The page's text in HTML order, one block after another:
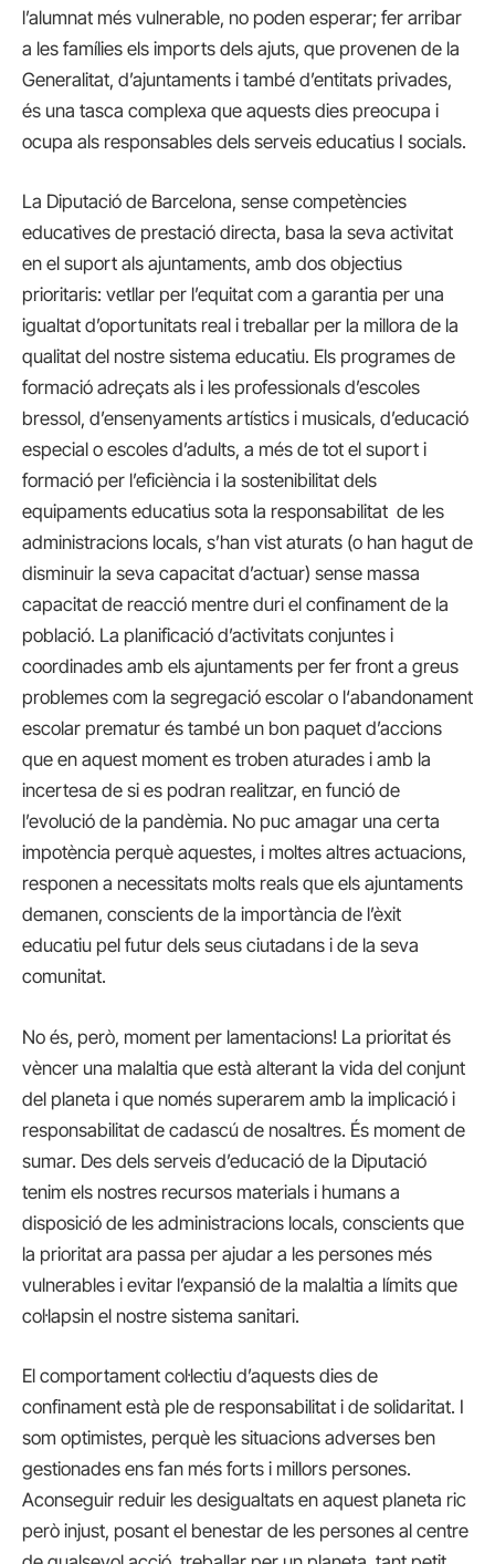
l’alumnat més vulnerable, no poden esperar; fer arribar
a les famílies els imports dels ajuts, que provenen de la
Generalitat, d’ajuntaments i també d’entitats privades,
és una tasca complexa que aquests dies preocupa i
ocupa als responsables dels serveis educatius I socials.
La Diputació de Barcelona, sense competències
educatives de prestació directa, basa la seva activitat
en el suport als ajuntaments, amb dos objectius
prioritaris: vetllar per l’equitat com a garantia per una
igualtat d’oportunitats real i treballar per la millora de la
qualitat del nostre sistema educatiu. Els programes de
formació adreçats als i les professionals d’escoles
bressol, d’ensenyaments artístics i musicals, d’educació
especial o escoles d’adults, a més de tot el suport i
formació per l’eficiència i la sostenibilitat dels
equipaments educatius sota la responsabilitat de les
administracions locals, s’han vist aturats (o han hagut de
disminuir la seva capacitat d’actuar) sense massa
capacitat de reacció mentre duri el confinament de la
població. La planificació d’activitats conjuntes i
coordinades amb els ajuntaments per fer front a greus
problemes com la segregació escolar o l‘abandonament
escolar prematur és també un bon paquet d’accions
que en aquest moment es troben aturades i amb la
incertesa de si es podran realitzar, en funció de
l’evolució de la pandèmia. No puc amagar una certa
impotència perquè aquestes, i moltes altres actuacions,
responen a necessitats molts reals que els ajuntaments
demanen, conscients de la importància de l’èxit
educatiu pel futur dels seus ciutadans i de la seva
comunitat.
No és, però, moment per lamentacions! La prioritat és
vèncer una malaltia que està alterant la vida del conjunt
del planeta i que només superarem amb la implicació i
responsabilitat de cadascú de nosaltres. És moment de
sumar. Des dels serveis d’educació de la Diputació
tenim els nostres recursos materials i humans a
disposició de les administracions locals, conscients que
la prioritat ara passa per ajudar a les persones més
vulnerables i evitar l’expansió de la malaltia a límits que
col·lapsin el nostre sistema sanitari.
El comportament col·lectiu d’aquests dies de
confinament està ple de responsabilitat i de solidaritat. I
som optimistes, perquè les situacions adverses ben
gestionades ens fan més forts i millors persones.
Aconseguir reduir les desigualtats en aquest planeta ric
però injust, posant el benestar de les persones al centre